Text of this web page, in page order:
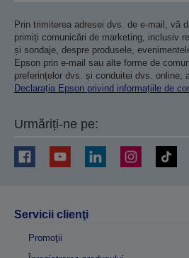
Prin trimiterea adresei dvs. de e-mail, vă
primiți comunicări de marketing, inclusiv
și sondaje, despre produsele,
Epson prin e-mail sau alte forme de
preferințelor dvs. și conduitei dvs. online,
Declarația Epson privind informațiile de
Urmăriți-ne pe:
Servicii clienţi
Promoţii